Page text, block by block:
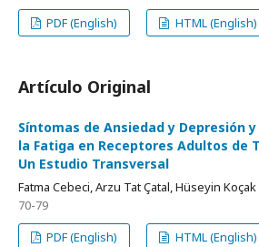
PDF (English)
HTML (English)
Artículo Original
Síntomas de Ansiedad y Depresión
la Fatiga en Receptores Adultos de
Un Estudio Transversal
Fatma Cebeci, Arzu Tat Çatal, Hüseyin Koçak
70-79
PDF (English)
HTML (English)